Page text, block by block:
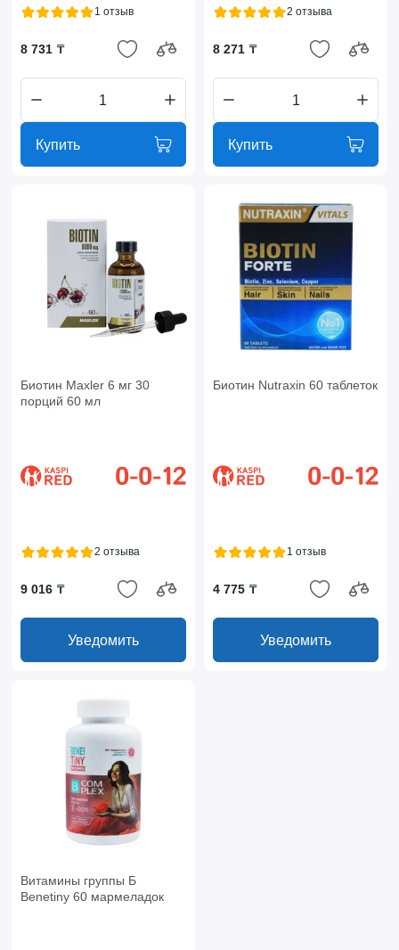
1 отзыв
8 731 ₸
Купить
2 отзыва
8 271 ₸
Купить
Биотин Maxler 6 мг 30
порций 60 мл
2 отзыва
9 016 ₸
Уведомить
Биотин Nutraxin 60 таблеток
1 отзыв
4 775 ₸
Уведомить
Витамины группы Б
Benetiny 60 мармеладок